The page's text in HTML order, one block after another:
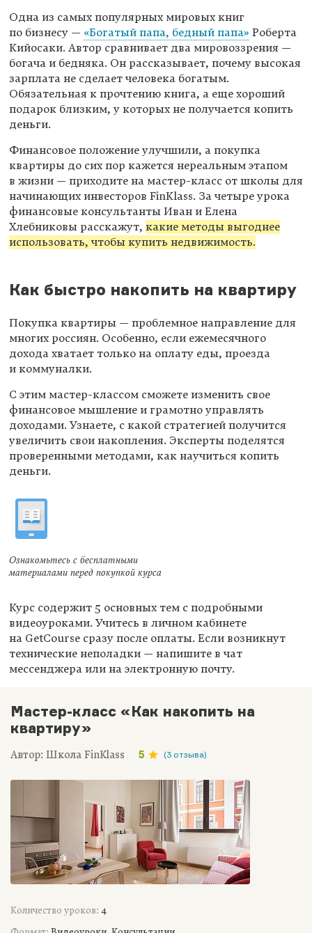
Одна из самых популярных мировых книг
по бизнесу — «Богатый папа, бедный папа» Роберта
Кийосаки. Автор сравнивает два мировоззрения —
богача и бедняка. Он рассказывает, почему высокая
зарплата не сделает человека богатым.
Обязательная к прочтению книга, а еще хороший
подарок близким, у которых не получается копить
деньги.
Финансовое положение улучшили, а покупка
квартиры до сих пор кажется нереальным этапом
в жизни — приходите на мастер-класс от школы для
начинающих инвесторов FinKlass. За четыре урока
финансовые консультанты Иван и Елена
Хлебниковы расскажут, какие методы выгоднее
использовать, чтобы купить недвижимость.
Как быстро накопить на квартиру
Покупка квартиры — проблемное направление для
многих россиян. Особенно, если ежемесячного
дохода хватает только на оплату еды, проезда
и коммуналки.
С этим мастер-классом сможете изменить свое
финансовое мышление и грамотно управлять
доходами. Узнаете, с какой стратегией получится
увеличить свои накопления. Эксперты поделятся
проверенными методами, как научиться копить
деньги.
Ознакомьтесь с бесплатными
материалами перед покупкой курса
Курс содержит 5 основных тем с подробными
видеоуроками. Учитесь в личном кабинете
на GetCourse сразу после оплаты. Если возникнут
технические неполадки — напишите в чат
мессенджера или на электронную почту.
Мастер-класс «Как накопить на
квартиру»
Автор: Школа FinKlass 5 (3 отзыва)
Количество уроков: 4